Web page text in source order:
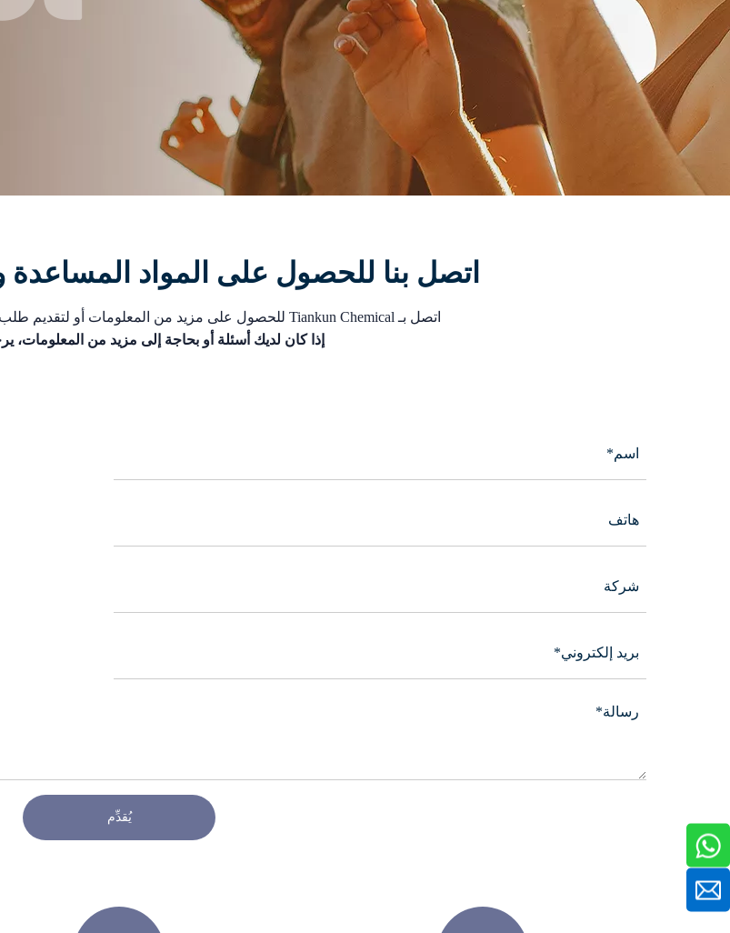
اتصل بنا للحصول على المواد المساعدة
اتصل بـ Tiankun Chemical للحصول على مزيد من المعلومات أو لتقديم طلب للمواد المساعدة والأصباغ للنسيج.
إذا كان لديك أسئلة أو بحاجة إلى مزيد من المعلومات،
يُقدِّم